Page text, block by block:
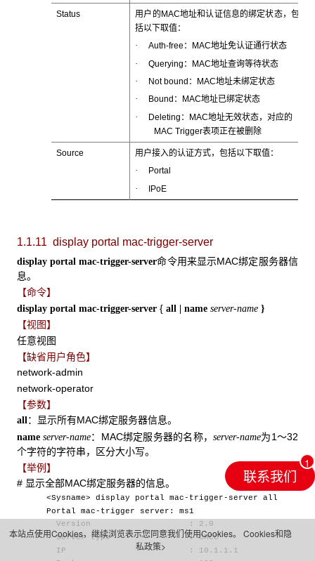
Status
用户的MAC地址和认证信息的绑定状态，包
括以下取值：
· Auth-free：MAC地址免认证通行状态
· Querying：MAC地址查询等待状态
· Not bound：MAC地址未绑定状态
· Bound：MAC地址已绑定状态
· Deleting：MAC地址无效状态，对应的
MAC Trigger表项正在被删除
Source 用户接入的认证方式，包括以下取值：
· Portal
· IPoE
1.1.11 display portal mac-trigger-server
display portal mac-trigger-server命令用来显示MAC绑定服务器信
息。
【命令】
display portal mac-trigger-server { all | name server-name }
【视图】
任意视图
【缺省用户角色】
network-admin
network-operator
【参数】
all：显示所有MAC绑定服务器信息。
name server-name：MAC绑定服务器的名称，server-name为1～32
个字符的字符串，区分大小写。
【举例】
# 显示全部MAC绑定服务器的信息。
<Sysname> display portal mac-trigger-server all
Portal mac-trigger server: ms1
Version : 2.0
Server type : CMCC
IP : 10.1.1.1
联系我们
本站点使用Cookies，继续浏览表示您同意我们使用Cookies。 Cookies和隐
私政策>